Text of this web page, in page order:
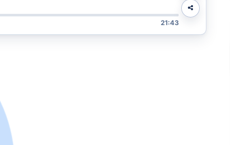
21:43